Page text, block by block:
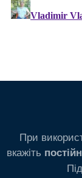
При
вкажіть